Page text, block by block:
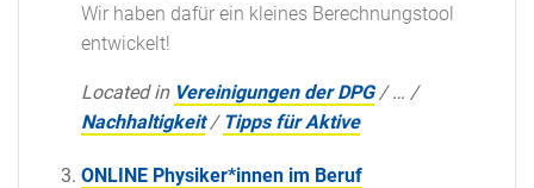
Wir haben dafür ein kleines Berechnungstool
entwickelt!
Located in Vereinigungen der DPG /… /
Nachhaltigkeit / Tipps für Aktive
ONLINE Physiker*innen im Beruf